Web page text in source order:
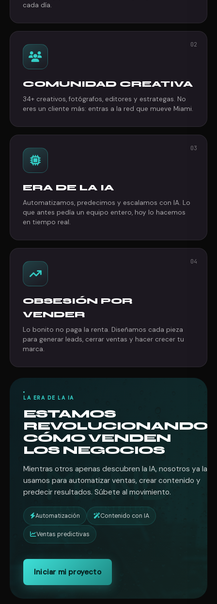
cada día.
02
COMUNIDAD CREATIVA
34+ creativos, fotógrafos, editores y estrategas. No
eres un cliente más: entras a la red que mueve Miami.
03
ERA DE LA IA
Automatizamos, predecimos y escalamos con IA. Lo
que antes pedía un equipo entero, hoy lo hacemos
en tiempo real.
04
OBSESIÓN POR
VENDER
Lo bonito no paga la renta. Diseñamos cada pieza
para generar leads, cerrar ventas y hacer crecer tu
marca.
LA ERA DE LA IA
ESTAMOS
REVOLUCIONANDO
CÓMO VENDEN
LOS NEGOCIOS
Mientras otros apenas descubren la IA, nosotros ya la
usamos para automatizar ventas, crear contenido y
predecir resultados. Súbete al movimiento.
Automatización Contenido con IA
Ventas predictivas
Iniciar mi proyecto